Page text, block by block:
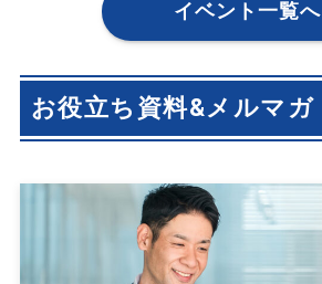
イベント一覧へ
お役立ち資料&メルマガ